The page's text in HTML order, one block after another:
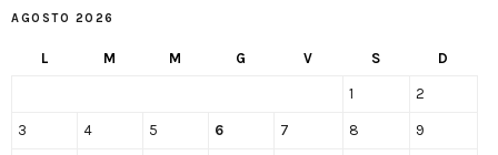
AGOSTO 2026
L M M G V S D
1 2
3 4 5 6 7 8 9